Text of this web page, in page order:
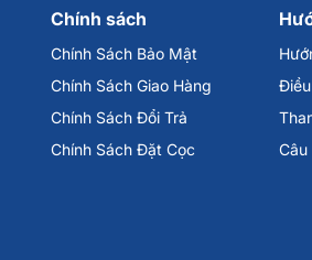
và an toàn cho sức khỏe.
Chính sách
Chính Sách Bảo Mật
Chính Sách Giao Hàng
Chính Sách Đổi Trả
Chính Sách Đặt Cọc
Câu